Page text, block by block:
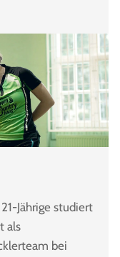
Jährige studiert
als
bei